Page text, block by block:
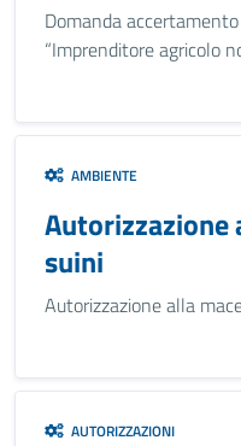
Domanda
“Imprenditore agricolo
AMBIENTE
Autorizzazione
suini
Autorizzazione alla
AUTORIZZAZIONI